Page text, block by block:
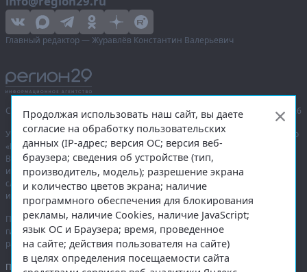
Главный редактор — Журавлёв Константин Валерьевич
Сетевое издание «Информационное агентство Регион 29»,
© 2016–2026
Учредитель — общество с ограниченной ответственностью «Агентство
«Правда Севера».
Выписка из реестра зарегистрированных средств массовой
информации:ЭЛ № ФС 77-74226от 09.11.2018 выдано Федеральной
службой по надзору в сфере связи, информационных технологий
и массовых коммуникаций (Роскомнадзор).
При полном или частичном использовании любых материалов
гиперссылка на region29.ruобязательна. Копирование материалов без
разрешения администрации сайта запрещено.
Правовая информация
Продолжая использовать наш сайт, вы даете
согласие на обработку пользовательских
данных (IP-адрес; версия ОС; версия веб-
браузера; сведения об устройстве (тип,
производитель, модель); разрешение экрана
и количество цветов экрана; наличие
программного обеспечения для блокирования
рекламы, наличие Cookies, наличие JavaScript;
язык ОС и Браузера; время, проведенное
на сайте; действия пользователя на сайте)
в целях определения посещаемости сайта